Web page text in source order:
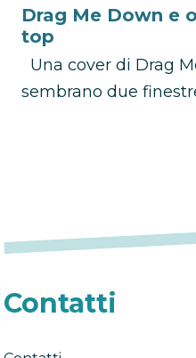
Drag Me Down e
top
Una cover di Drag
sembrano due
Contatti